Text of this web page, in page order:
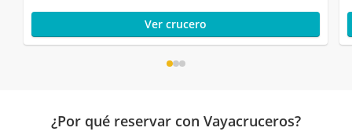
Ver crucero
¿Por qué reservar con Vayacruceros?